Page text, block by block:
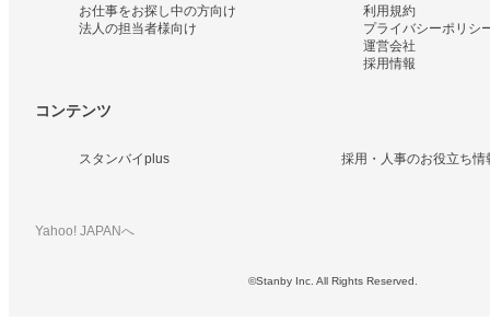
お仕事をお探し中の方向け
法人の担当者様向け
利用規約
プライバシーポリシ
運営会社
採用情報
コンテンツ
スタンバイplus 採用・人事のお役立ち情
Yahoo! JAPANへ
©Stanby Inc. All Rights Reserved.